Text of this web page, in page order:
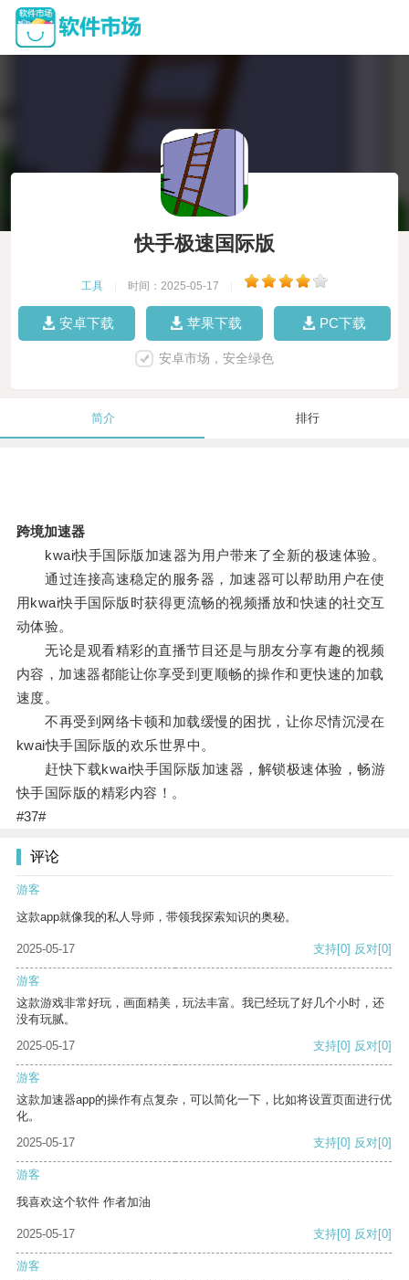
快手极速国际版
工具 时间：2025-05-17
安卓下载 苹果下载 PC下载
安卓市场，安全绿色
简介 排行
跨境加速器
kwai快手国际版加速器为用户带来了全新的极速体验。
通过连接高速稳定的服务器，加速器可以帮助用户在使
用kwai快手国际版时获得更流畅的视频播放和快速的社交互
动体验。
无论是观看精彩的直播节目还是与朋友分享有趣的视频
内容，加速器都能让你享受到更顺畅的操作和更快速的加载
速度。
不再受到网络卡顿和加载缓慢的困扰，让你尽情沉浸在
kwai快手国际版的欢乐世界中。
赶快下载kwai快手国际版加速器，解锁极速体验，畅游
快手国际版的精彩内容！。
#37#
评论
游客
这款app就像我的私人导师，带领我探索知识的奥秘。
2025-05-17 支持[0] 反对[0]
游客
这款游戏非常好玩，画面精美，玩法丰富。我已经玩了好几个小时，还
没有玩腻。
2025-05-17
支持[0] 反对[0]
游客
这款加速器app的操作有点复杂，可以简化一下，比如将设置页面进行优
化。
2025-05-17
支持[0] 反对[0]
游客
我喜欢这个软件 作者加油
2025-05-17 支持[0] 反对[0]
游客